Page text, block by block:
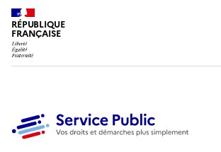
RÉPUBLIQUE
FRANÇAISE